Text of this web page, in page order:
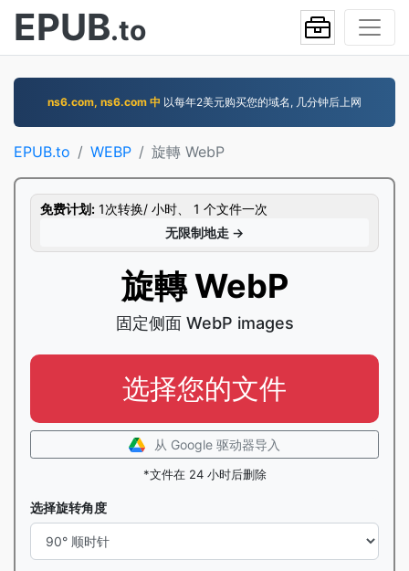
EPUB.to
ns6.com, ns6.com 中 以每年2美元购买您的域名, 几分钟后上网
EPUB.to WEBP 旋轉 WebP
免费计划: 1次转换/ 小时、 1 个文件一次
无限制地走 →
旋轉 WebP
固定侧面 WebP images
选择您的文件
从 Google 驱动器导入
*文件在 24 小时后删除
选择旋转角度